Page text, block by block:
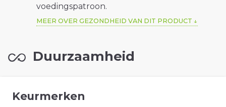
voedingspatroon.
MEER OVER GEZONDHEID VAN DIT PRODUCT
Duurzaamheid
Keurmerken